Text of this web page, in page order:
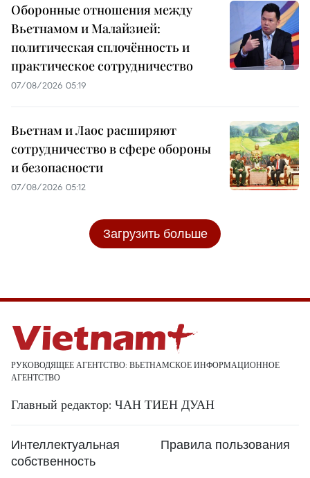
Оборонные отношения между
Вьетнамом и Малайзией:
политическая сплочённость и
практическое сотрудничество
07/08/2026 05:19
Вьетнам и Лаос расширяют
сотрудничество в сфере обороны
и безопасности
07/08/2026 05:12
Загрузить больше
РУКОВОДЯЩЕЕ АГЕНТСТВО: ВЬЕТНАМСКОЕ ИНФОРМАЦИОННОЕ
АГЕНТСТВО
Главный редактор: ЧАН ТИЕН ДУАН
Интеллектуальная
собственность
Правила пользования